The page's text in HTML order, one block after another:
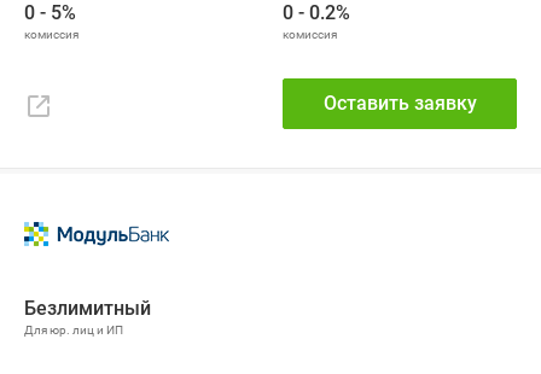
0 - 5% 0 - 0.2%
Оставить заявку
Безлимитный